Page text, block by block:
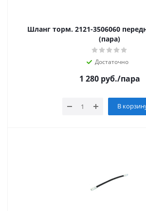
Шланг торм. 2121-3506060
(пара)
Достаточно
1 280руб./пара
В